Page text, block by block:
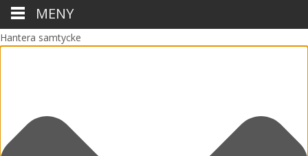
Hantera samtycke
MENY